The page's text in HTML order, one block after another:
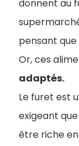
donnent au
pensant
Or, ces
adaptés.
Le furet est
exigeant
être riche